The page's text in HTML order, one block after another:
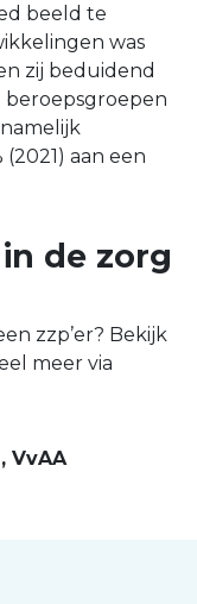
beeld te
was
zij beduidend
beroepsgroepen
aan een
in de zorg
zzp’er? Bekijk
meer via
VvAA